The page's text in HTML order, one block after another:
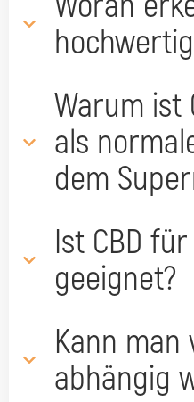
Warum ist
als
dem
Ist CBD
geeignet?
Kann man
abhängig